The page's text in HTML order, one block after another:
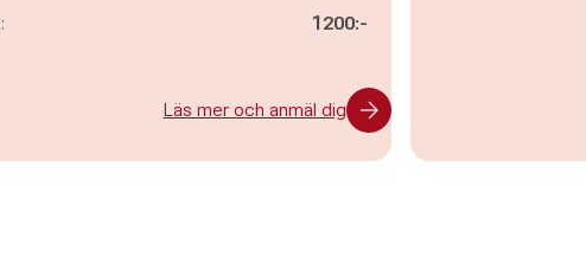
1200:-
Läs mer och anmäl dig